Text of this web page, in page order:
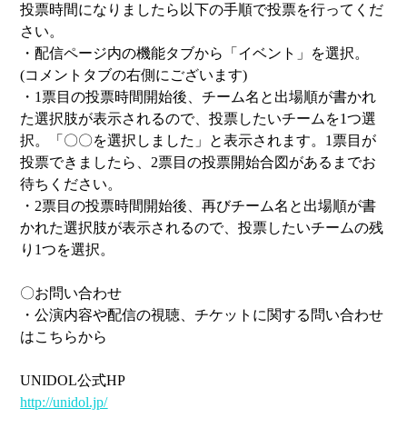
投票時間になりましたら以下の手順で投票を行ってくだ
さい。
・配信ページ内の機能タブから「イベント」を選択。
(コメントタブの右側にございます)
・1票目の投票時間開始後、チーム名と出場順が書かれ
た選択肢が表示されるので、投票したいチームを1つ選
択。「〇〇を選択しました」と表示されます。1票目が
投票できましたら、2票目の投票開始合図があるまでお
待ちください。
・2票目の投票時間開始後、再びチーム名と出場順が書
かれた選択肢が表示されるので、投票したいチームの残
り1つを選択。
〇お問い合わせ
・公演内容や配信の視聴、チケットに関する問い合わせ
はこちらから
UNIDOL公式HP
http://unidol.jp/